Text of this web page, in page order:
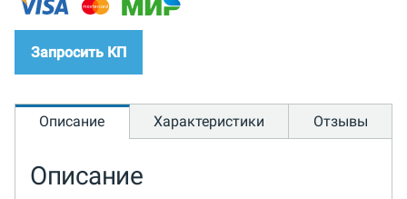
Запросить КП
Описание Характеристики Отзывы
Описание